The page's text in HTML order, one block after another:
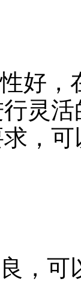
好，
灵
，
，可